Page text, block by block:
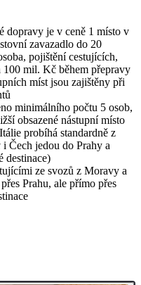
dopravy je v ceně 1 místo v
zavazadlo do 20
pojištění cestujících,
100 mil. Kč během přepravy
míst jsou zajištěny při
minimálního počtu 5 osob,
obsazené nástupní místo
probíhá standardně z
Čech jedou do Prahy a
destinace)
ze svozů z Moravy a
Prahu, ale přímo přes